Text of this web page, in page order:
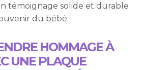
témoignage solide et durable
du bébé.
HOMMAGE À
UNE PLAQUE